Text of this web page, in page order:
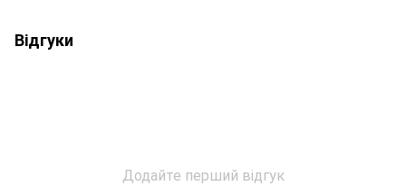
Відгуки
Додайте перший відгук